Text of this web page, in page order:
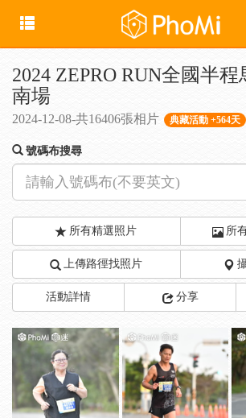
2024 ZEPRO RUN全國半
南場
2024-12-08-共16406張相片 典藏活動 +564天
號碼布搜尋
所有精選照片 所
上傳路徑找照片
活動詳情 分享